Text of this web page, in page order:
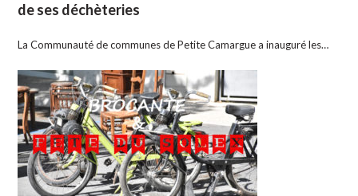
de ses déchèteries
La Communauté de communes de Petite Camargue a inauguré les…